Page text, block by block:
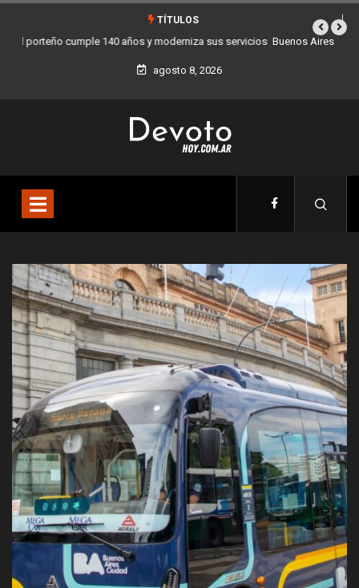
TÍTULOS
Buenos Aires sumó 12 nuevos Bares Notables y ya son 90 en toda la
Ciudad
agosto 8, 2026